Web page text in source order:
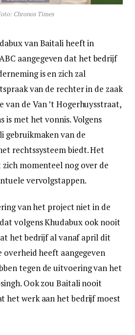
Chronos Times
van Baitali heeft in
aangegeven dat het bedrijf
is en zich zal
van de rechter in de zaak
van de Van ’t Hogerhuysstraat,
is met het vonnis. Volgens
gebruikmaken van de
rechtssysteem biedt. Het
momenteel nog over de
vervolgstappen.
van het project niet in de
volgens Khudabux ook nooit
het bedrijf al vanaf april dit
overheid heeft aangegeven
tegen de uitvoering van het
Ook zou Baitali nooit
het werk aan het bedrijf moest